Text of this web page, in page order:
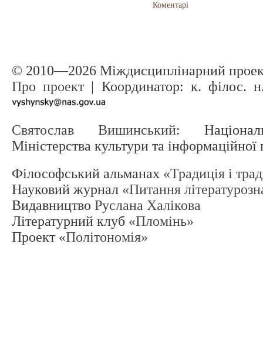
Коментарі
© 2010—2026 Міждисциплінарний
Про проект| Координатор: к. філос.
Святослав Вишинський:
Міністерства культури та
Філософський альманах «Традиція і
Науковий журнал «Питання
Видавництво Руслана Халікова
Літературний клуб «Пломінь»
Проект «Політономія»